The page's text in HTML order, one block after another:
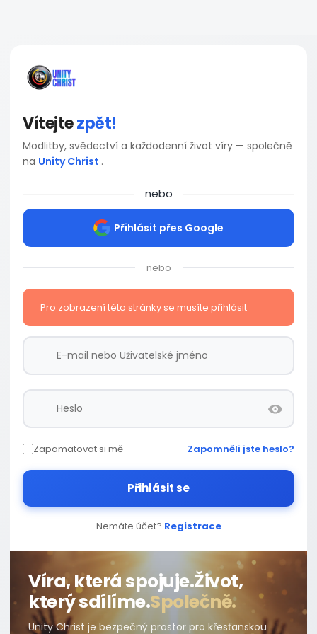
Vítejtezpět!
Modlitby, svědectví a každodenní život víry — společně
na Unity Christ .
nebo
Přihlásit přes Google
nebo
Pro zobrazení této stránky se musíte přihlásit
Zapamatovat si mě Zapomněli jste heslo?
Přihlásit se
Nemáte účet? Registrace
Víra, která spojuje.Život,
který sdílíme.Společně.
Unity Christ je bezpečný prostor pro křesťanskou